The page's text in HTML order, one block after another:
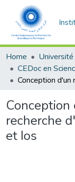
Home
recherche
et Ios